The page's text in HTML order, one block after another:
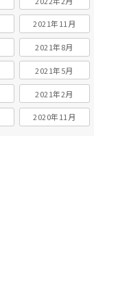
2021年11月
2021年8月
2021年5月
2021年2月
2020年11月